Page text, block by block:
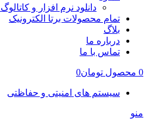
دانلود نرم افزار و
تمام محصولات برتا الکترونیک
بلاگ
درباره ما
تماس با ما
0 محصول تومان0
سیستم های امنیتی و حفاظتی
منو